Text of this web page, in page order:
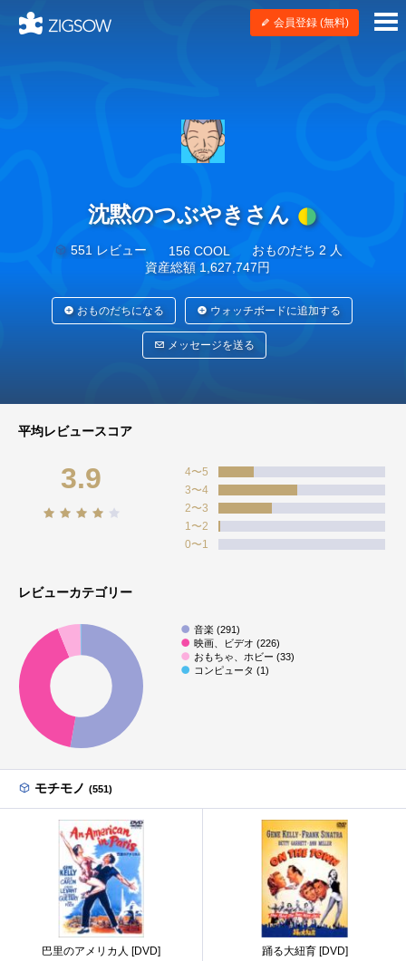
会員登録 (無料)
沈黙のつぶやきさん
551 レビュー 156 COOL
おものだち 2 人
資産総額 1,627,747円
おものだちになる ウォッチボードに追加する
メッセージを送る
平均レビュースコア
3.9
4〜5
3〜4
2〜3
1〜2
0〜1
レビューカテゴリー
音楽 (291)
映画、ビデオ (226)
おもちゃ、ホビー (33)
コンピュータ (1)
モチモノ (551)
巴里のアメリカ人 [DVD]
踊る大紐育 [DVD]